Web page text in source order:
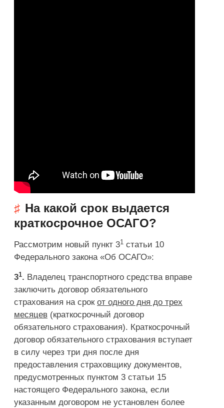
На какой срок выдается
краткосрочное ОСАГО?
Рассмотрим новый пункт 31 статьи 10
Федерального закона «Об ОСАГО»:
31. Владелец транспортного средства вправе
заключить договор обязательного
страхования на срок от одного дня до трех
месяцев (краткосрочный договор
обязательного страхования). Краткосрочный
договор обязательного страхования вступает
в силу через три дня после дня
предоставления страховщику документов,
предусмотренных пунктом 3 статьи 15
настоящего Федерального закона, если
указанным договором не установлен более